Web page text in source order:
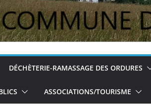
DÉCHÈTERIE-RAMASSAGE DES ORDURES
ASSOCIATIONS/TOURISME